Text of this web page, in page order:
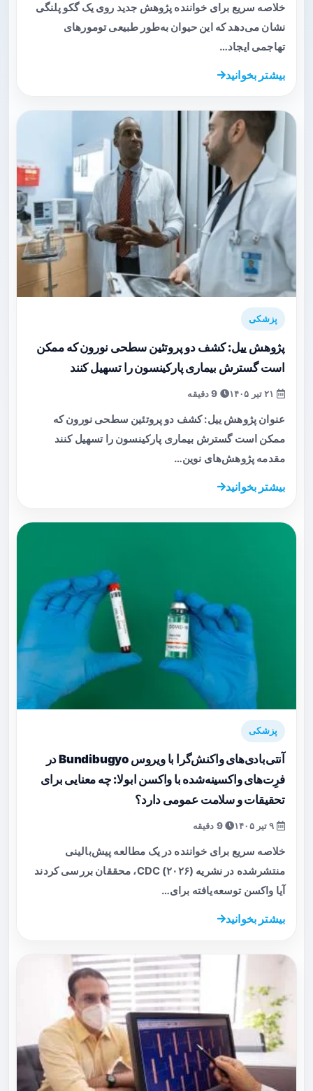
خلاصه سریع برای خواننده پژوهش جدید روی یک گکو پلنگی
نشان می‌دهد که این حیوان به‌طور طبیعی تومورهای
تهاجمی ایجاد…
بیشتر بخوانید
پزشکی
پژوهش ییل: کشف دو پروتئین سطحی نورون که ممکن
است گسترش بیماری پارکینسون را تسهیل کنند
عنوان پژوهش ییل: کشف دو پروتئین سطحی نورون که
ممکن است گسترش بیماری پارکینسون را تسهیل کنند
مقدمه پژوهش‌های نوین…
بیشتر بخوانید
پزشکی
آنتی‌بادی‌های واکنش‌گرا با ویروس Bundibugyo در
فرِت‌های واکسینه‌شده با واکسن ابولا: چه معنایی برای
تحقیقات و سلامت عمومی دارد؟
9 دقیقه
خلاصه سریع برای خواننده در یک مطالعه پیش‌بالینی
منتشرشده در نشریه CDC (۲۰۲۶)، محققان بررسی کردند
آیا واکسن توسعه‌یافته برای…
بیشتر بخوانید